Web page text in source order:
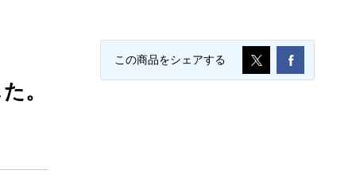
。
この商品をシェアする